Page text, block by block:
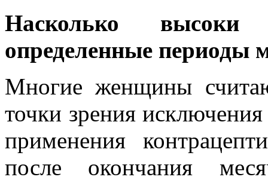
Насколько
определенные периоды
Многие женщины
точки зрения
применения
после окончания